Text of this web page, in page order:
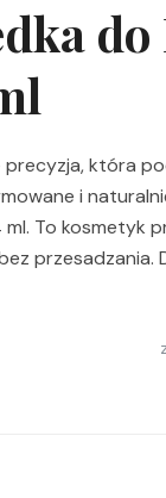
która
i
To kosmetyk
przesadzania.